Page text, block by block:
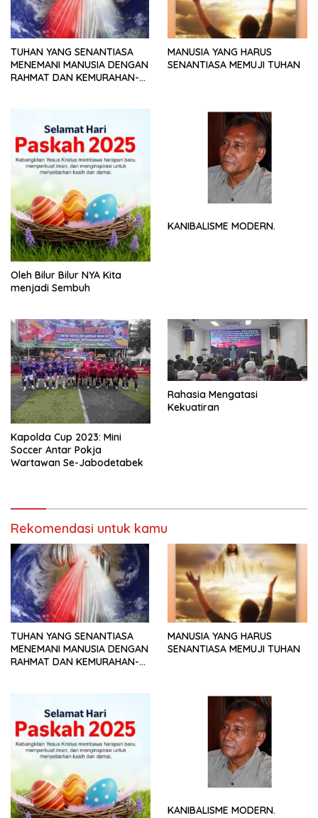
TUHAN YANG SENANTIASA
MENEMANI MANUSIA DENGAN
RAHMAT DAN KEMURAHAN-
MANUSIA YANG HARUS
SENANTIASA MEMUJI TUHAN
Oleh Bilur Bilur NYA Kita
menjadi Sembuh
KANIBALISME MODERN.
Kapolda Cup 2023: Mini
Soccer Antar Pokja
Wartawan Se-Jabodetabek
Rahasia Mengatasi
Kekuatiran
Rekomendasi untuk kamu
TUHAN YANG SENANTIASA
MENEMANI MANUSIA DENGAN
RAHMAT DAN KEMURAHAN-
MANUSIA YANG HARUS
SENANTIASA MEMUJI TUHAN
KANIBALISME MODERN.